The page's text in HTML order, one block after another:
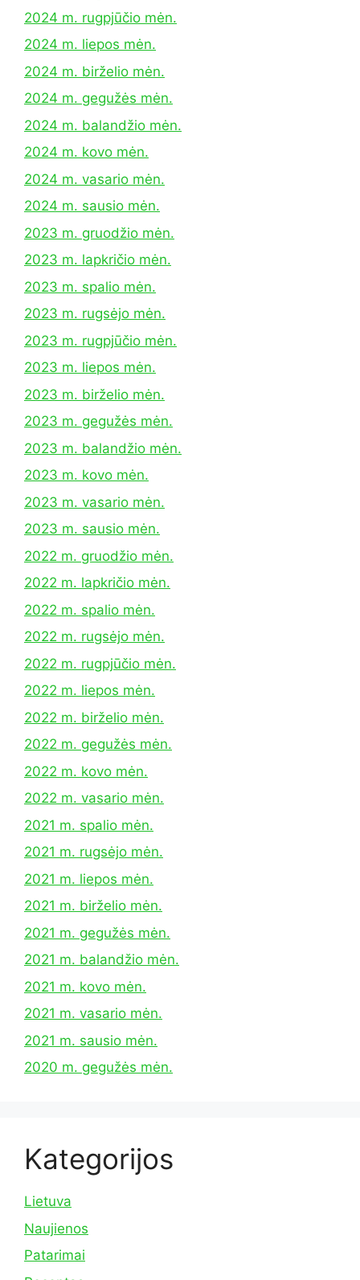
2024 m. rugpjūčio mėn.
2024 m. liepos mėn.
2024 m. birželio mėn.
2024 m. gegužės mėn.
2024 m. balandžio mėn.
2024 m. kovo mėn.
2024 m. vasario mėn.
2024 m. sausio mėn.
2023 m. gruodžio mėn.
2023 m. lapkričio mėn.
2023 m. spalio mėn.
2023 m. rugsėjo mėn.
2023 m. rugpjūčio mėn.
2023 m. liepos mėn.
2023 m. birželio mėn.
2023 m. gegužės mėn.
2023 m. balandžio mėn.
2023 m. kovo mėn.
2023 m. vasario mėn.
2023 m. sausio mėn.
2022 m. gruodžio mėn.
2022 m. lapkričio mėn.
2022 m. spalio mėn.
2022 m. rugsėjo mėn.
2022 m. rugpjūčio mėn.
2022 m. liepos mėn.
2022 m. birželio mėn.
2022 m. gegužės mėn.
2022 m. kovo mėn.
2022 m. vasario mėn.
2021 m. spalio mėn.
2021 m. rugsėjo mėn.
2021 m. liepos mėn.
2021 m. birželio mėn.
2021 m. gegužės mėn.
2021 m. balandžio mėn.
2021 m. kovo mėn.
2021 m. vasario mėn.
2021 m. sausio mėn.
2020 m. gegužės mėn.
Kategorijos
Lietuva
Naujienos
Patarimai